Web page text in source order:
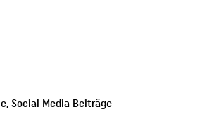
Social Media Beiträge